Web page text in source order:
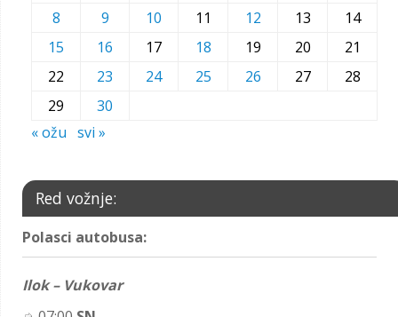
8
9 10 11 12 13
14
15
16 17 18 19 20
21
22
23 24 25 26 27
28
29
30
« ožu svi »
Red vožnje:
Polasci autobusa:
Ilok – Vukovar